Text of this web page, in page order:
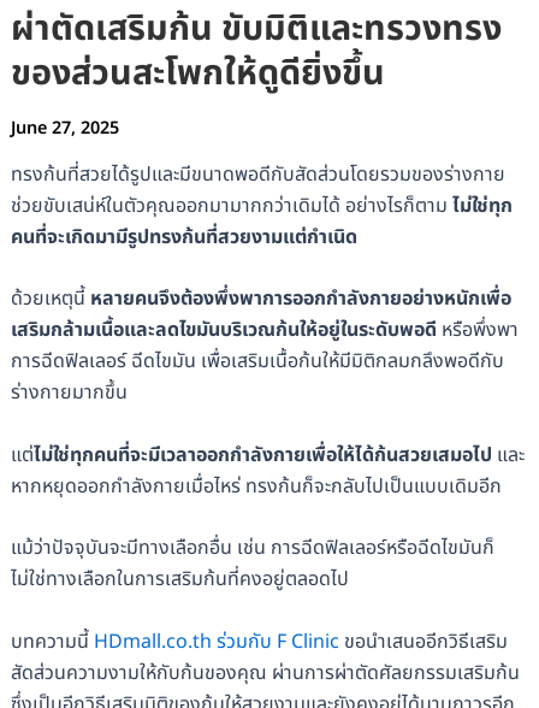
ผ่าตัดเสริมก้น ขับมิติและทรวงทรง
ของส่วนสะโพกให้ดูดียิ่งขึ้น
June 27, 2025
ทรงก้นที่สวยได้รูปและมีขนาดพอดีกับสัดส่วนโดยรวมของร่างกาย
ช่วยขับเสน่ห์ในตัวคุณออกมามากกว่าเดิมได้ อย่างไรก็ตาม ไม่ใช่ทุก
คนที่จะเกิดมามีรูปทรงก้นที่สวยงามแต่กำเนิด
ด้วยเหตุนี้ หลายคนจึงต้องพึ่งพาการออกกำลังกายอย่างหนักเพื่อ
เสริมกล้ามเนื้อและลดไขมันบริเวณก้นให้อยู่ในระดับพอดี หรือพึ่งพา
การฉีดฟิลเลอร์ ฉีดไขมัน เพื่อเสริมเนื้อก้นให้มีมิติกลมกลึงพอดีกับ
ร่างกายมากขึ้น
แต่ไม่ใช่ทุกคนที่จะมีเวลาออกกำลังกายเพื่อให้ได้ก้นสวยเสมอไป และ
หากหยุดออกกำลังกายเมื่อไหร่ ทรงก้นก็จะกลับไปเป็นแบบเดิมอีก
แม้ว่าปัจจุบันจะมีทางเลือกอื่น เช่น การฉีดฟิลเลอร์หรือฉีดไขมันก็
ไม่ใช่ทางเลือกในการเสริมก้นที่คงอยู่ตลอดไป
บทความนี้ HDmall.co.th ร่วมกับ F Clinic ขอนำเสนออีกวิธีเสริม
สัดส่วนความงามให้กับก้นของคุณ ผ่านการผ่าตัดศัลยกรรมเสริมก้น